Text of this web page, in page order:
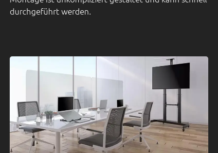
durchgeführt werden.